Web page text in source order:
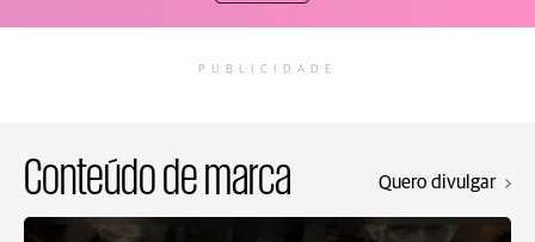
PUBLICIDADE
Conteúdo de marca Quero divulgar